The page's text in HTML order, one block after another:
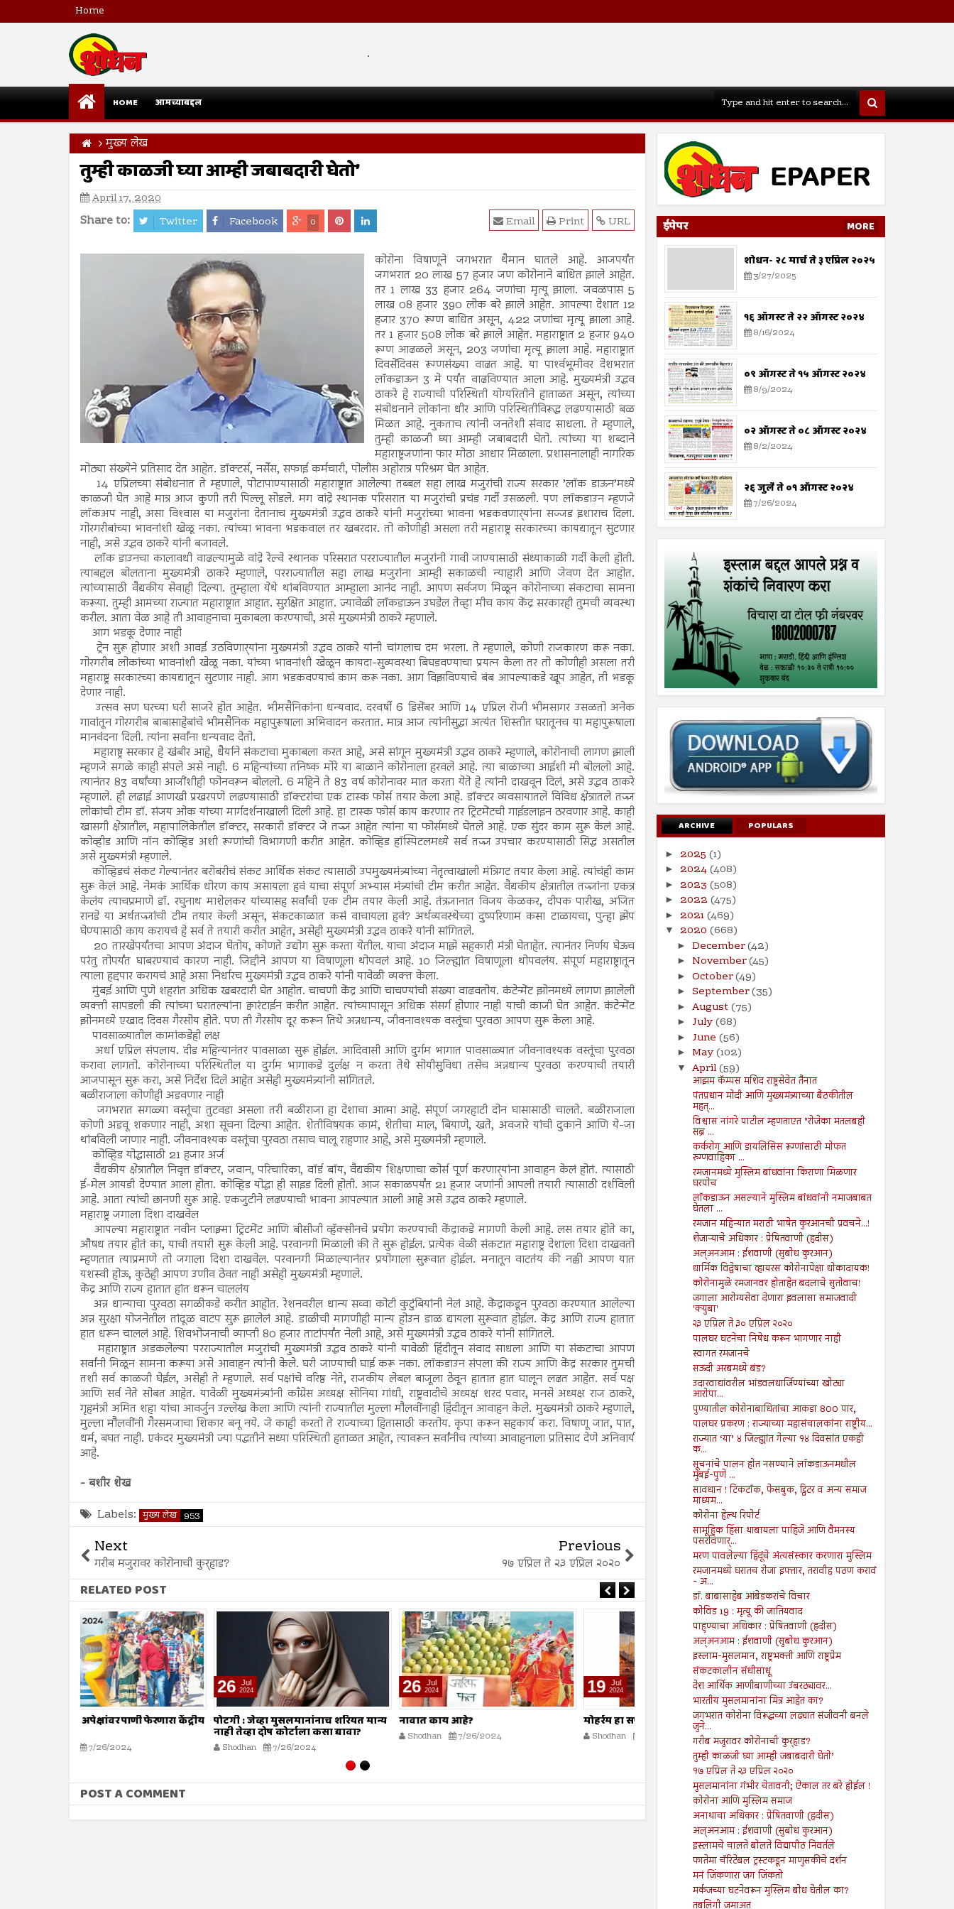
Home
.
HOME आमच्याबद्दल
मुख्य लेख
तुम्ही काळजी घ्या आम्ही जबाबदारी घेतो’
April 17, 2020
Share to: Twitter Facebook 0 URL
Print
Email
कोरोना विषाणूने जगभरात थैमान घातले आहे. आजपर्यंत
जगभरात 20 लाख 57 हजार जण कोरोनाने बाधित झाले आहेत.
तर 1 लाख 33 हजार 264 जणांचा मृत्यू झाला. जवळपास 5
लाख 08 हजार 390 लोक बरे झाले आहेत. आपल्या देशात 12
हजार 370 रूग्ण बाधित असून, 422 जणांचा मृत्यू झाला आहे.
तर 1 हजार 508 लोक बरे झाले आहेत. महाराष्ट्रात 2 हजार 940
रूग्ण आढळले असून, 203 जणांचा मृत्यू झाला आहे. महाराष्ट्रात
दिवसेंदिवस रूग्णसंख्या वाढत आहे. या पार्श्‍वभूमीवर देशभरात
लॉकडाऊन 3 मे पर्यंत वाढविण्यात आला आहे. मुख्यमंत्री उद्धव
ठाकरे हे राज्याची परिस्थिती योग्यरितीने हाताळत असून, त्यांच्या
संबोधनाने लोकांना धीर आणि परिस्थितीविरूद्ध लढण्यासाठी बळ
मिळत आहे. नुकताच त्यांनी जनतेशी संवाद साधला. ते म्हणाले,
तुम्ही काळजी घ्या आम्ही जबाबदारी घेतो. त्यांच्या या शब्दाने
महाराष्ट्रजणांना फार मोठा आधार मिळाला. प्रशासनालाही नागरिक
मोठ्या संख्येने प्रतिसाद देत आहेत. डॉक्टर्स, नर्सेस, सफाई कर्मचारी, पोलीस अहोरात्र परिश्रम घेत आहेत.
14 एप्रिलच्या संबोधनात ते म्हणाले, पोटापाण्यासाठी महाराष्ट्रात आलेल्या तब्बल सहा लाख मजुरांची राज्य सरकार ’लॉक डाऊन’मध्ये
काळजी घेत आहे मात्र आज कुणी तरी पिल्लू सोडले. मग वांद्रे स्थानक परिसरात या मजुरांची प्रचंड गर्दी उसळली. पण लॉकडाउन म्हणजे
लॉकअप नाही, असा विश्‍वास या मजुरांना देतानाच मुख्यमंत्री उद्धव ठाकरे यांनी मजुरांच्या भावना भडकवणार्‍यांना सज्जड इशाराच दिला.
गोरगरीबांच्या भावनांशी खेळू नका. त्यांच्या भावना भडकवाल तर खबरदार. तो कोणीही असला तरी महाराष्ट्र सरकारच्या कायद्यातून सुटणार
नाही, असे उद्धव ठाकरे यांनी बजावले.
लॉक डाउनचा कालावधी वाढल्यामुळे वांद्रे रेल्वे स्थानक परिसरात परराज्यातील मजुरांनी गावी जाण्यासाठी संध्याकाळी गर्दी केली होती.
त्याबद्दल बोलताना मुख्यमंत्री ठाकरे म्हणाले, परराज्यातील सहा लाख मजुरांना आम्ही सकाळची न्याहारी आणि जेवण देत आहोत.
त्यांच्यासाठी वैद्यकीय सेवाही दिल्या. तुम्हाला येथे थांबविण्यात आम्हाला आनंद नाही. आपण सर्वजण मिळून कोरोनाच्या संकटाचा सामना
करूया. तुम्ही आमच्या राज्यात महाराष्ट्रात आहात. सुरक्षित आहात. ज्यावेळी लॉकडाऊन उघडेल तेव्हा मीच काय केंद्र सरकारही तुमची व्यवस्था
करील. आता वेळ आहे ती आवाहनाचा मुकाबला करण्याची, असे मुख्यमंत्री ठाकरे म्हणाले.
आग भडकू देणार नाही
ट्रेन सुरू होणार अशी आवई उठविणार्‍यांना मुख्यमंत्री उद्धव ठाकरे यांनी चांगलाच दम भरला. ते म्हणाले, कोणी राजकारण करू नका.
गोरगरीब लोकांच्या भावनांशी खेळू नका. यांच्या भावनांशी खेळून कायदा-सुव्यवस्था बिघडवण्याचा प्रयत्न केला तर तो कोणीही असला तरी
महाराष्ट्र सरकारच्या कायद्यातून सुटणार नाही. आग भडकवण्याचं काम करू नका. आग विझविण्याचे बंब आपल्याकडे खूप आहेत, ती भडकू
देणार नाही.
उत्सव सण घरच्या घरी साजरे होत आहेत. भीमसैनिकांना धन्यवाद. दरवर्षी 6 डिसेंबर आणि 14 एप्रिल रोजी भीमसागर उसळतो अनेक
गावांतून गोरगरीब बाबासाहेबांचे भीमसैनिक महापुरूषाला अभिवादन करतात. मात्र आज त्यांनीसुद्धा अत्यंत शिस्तीत घरातूनच या महापुरूषाला
मानवंदना दिली. त्यांना सर्वांना धन्यवाद देतो.
महाराष्ट्र सरकार हे खंबीर आहे, धैर्याने संकटाचा मुकाबला करत आहे, असे सांगून मुख्यमंत्री उद्धव ठाकरे म्हणाले, कोरोनाची लागण झाली
म्हणजे सगळे काही संपले असे नाही. 6 महिन्यांच्या तनिष्क मोरे या बाळाने कोरोनाला हरवले आहे. त्या बाळाच्या आईशी मी बोललो आहे.
त्यानंतर 83 वर्षांच्या आजींशीही फोनवरून बोललो. 6 महिने ते 83 वर्ष कोरोनावर मात करता येते हे त्यांनी दाखवून दिलं, असे उद्धव ठाकरे
म्हणाले. ही लढाई आणखी प्रखरपणे लढण्यासाठी डॉक्टरांचा एक टास्क फोर्स तयार केला आहे. डॉक्टर व्यवसायातले विविध क्षेत्रातले तज्ज्ञ
लोकांची टीम डॉ. संजय ओक यांच्या मार्गदर्शनाखाली दिली आहे. हा टास्क फोर्स काय करणार तर ट्रिटमेंटची गाईडलाइन ठरवणार आहे. काही
खासगी क्षेत्रातील, महापालिकेतील डॉक्टर, सरकारी डॉक्टर जे तज्ज्ञ आहेत त्यांना या फोर्समध्ये घेतले आहे. एक सुंदर काम सुरू केलं आहे.
कोव्हीड आणि नॉन कोव्हिड अशी रूग्णांची विभागणी करीत आहेत. कोव्हिड हॉस्पिटलमध्ये सर्व तज्ज्ञ उपचार करण्यासाठी सिद्ध असतील
असे मुख्यमंत्री म्हणाले.
कोव्हिडचं संकट गेल्यानंतर बरोबरीचं संकट आर्थिक संकट त्यासाठी उपमुख्यमंत्र्यांच्या नेतृत्वाखाली मंत्रिगट तयार केला आहे. त्यांचंही काम
सुरू केलं आहे. नेमकं आर्थिक धोरण काय असायला हवं याचा संपूर्ण अभ्यास मंत्र्यांची टीम करीत आहेत. वैद्यकीय क्षेत्रातील तज्ज्ञांना एकत्र
केलंय त्याचप्रमाणे डॉ. रघुनाथ माशेलकर यांच्यासह सर्वांची एक टीम तयार केली आहे. तंत्रज्ञानात विजय केळकर, दीपक पारीख, अजित
रानडे या अर्थतज्ज्ञांची टीम तयार केली असून, संकटकाळात कसं वाचायला हवं? अर्थव्यवस्थेच्या दुष्परिणाम कसा टाळायचा, पुन्हा झेप
घेण्यासाठी काय करायचं हे सर्व ते तयारी करीत आहेत, असेही मुख्यमंत्री उद्धव ठाकरे यांनी सांगितले.
20 तारखेपर्यंतचा आपण अंदाज घेतोय, कोणते उद्योग सुरू करता येतील. याचा अंदाज माझे सहकारी मंत्री घेताहेत. त्यानंतर निर्णय घेऊच
परंतु तोपर्यंत घाबरण्याचं कारण नाही. जिद्दीने आपण या विषाणूला थोपवलं आहे. 10 जिल्ह्यांत विषाणूला थोपवलंय. संपूर्ण महाराष्ट्रातून
त्याला हद्दपार करायचं आहे असा निर्धारच मुख्यमंत्री उद्धव ठाकरे यांनी यावेळी व्यक्त केला.
मुंबई आणि पुणे शहरांत अधिक खबरदारी घेत आहोत. चाचणी केंद्र आणि चाचण्यांची संख्या वाढवतोय. कंटेन्मेंट झोनमध्ये लागण झालेली
व्यक्ती सापडली की त्यांच्या घरातल्यांना क्वारंटाईन करीत आहेत. त्यांच्यापासून अधिक संसर्ग होणार नाही याची काजी घेत आहेत. कंटेन्मेंट
झोनमध्ये एखाद दिवस गैरसोय होते. पण ती गैरसोय दूर करून तिथे अन्नधान्य, जीवनावश्यक वस्तूंचा पुरवठा आपण सुरू केला आहे.
पावसाळ्यातील कामांकडेही लक्ष
अर्धा एप्रिल संपलाय. दीड महिन्यानंतर पावसाळा सुरू होईल. आदिवासी आणि दुर्गम भागात पावसाळ्यात जीवनावश्यक वस्तूंचा पुरवठा
करावा लागतो. कोरोनाच्या परिस्थितील या दुर्गम भागाकडे दुर्लक्ष न करता तेथे सोयीसुविधा तसेच अन्नधान्य पुरवठा करण्याची तयारी
आजपासून सुरू करा, असे निर्देश दिले आहेत असेही मुख्यमंत्र्यांनी सांगितले.
बळीराजाला कोणीही अडवणार नाही
जगभरात सगळ्या वस्तूंचा तुटवडा असला तरी बळीराजा हा देशाचा आत्मा आहे. संपूर्ण जगरहाटी दोन घासासाठी चालते. बळीराजाला
कोणी अडवू शकणार नाही, अशा सूचना दिल्या आहेत. शेतीविषयक कामं, शेतीचा माल, बियाणे, खते, अवजारे यांची दुकाने आणि ये-जा
थांबविली जाणार नाही. जीवनावश्यक वस्तूंचा पुरवठा तसाच चालू राहणार आहे, असे मुख्यमंत्री म्हणाले.
कोव्हिड योद्धासाठी 21 हजार अर्ज
वैद्यकीय क्षेत्रातील निवृत्त डॉक्टर, जवान, परिचारिका, वॉर्ड बॉय, वैद्यकीय शिक्षणाचा कोर्स पूर्ण करणार्‍यांना आवाहन केलं होतं. त्यासाठी
ई-मेल आयडी देण्यात आला होता. कोव्हिड योद्धा ही साइड दिली होती. आज सकाळपर्यंत 21 हजार जणांनी आपली तयारी त्यासाठी दर्शविली
आहे. आता त्यांची छानणी सुरू आहे. एकजुटीने लढण्याची भावना आपल्यात आली आहे असे उद्धव ठाकरे म्हणाले.
महाराष्ट्र जगाला दिशा दाखवेल
आपल्या महाराष्ट्रात नवीन प्लाझ्मा ट्रिटमेंट आणि बीसीजी व्हॅक्सीनचे प्रयोग करण्याची केंद्राकडे मागणी केली आहे. लस तयार होते का,
औषध तयार होतं का, याची तयारी सुरू केली आहे. परवानगी मिळाली की ते सुरू होईल. प्रत्येक वेळी संकटात महाराष्ट्र देशाला दिशा दाखवतो
म्हणतात त्याप्रमाणे तो जगाला दिशा दाखवेल. परवानगी मिळाल्यानंतर प्रयोगाला सुरूवात होईल. मनातून वाटतंय की नक्की आपण यात
यशस्वी होऊ, कुठेही आपण उणीव ठेवत नाही असेही मुख्यमंत्री म्हणाले.
केंद्र आणि राज्य हातात हांत धरून चाललंय
अन्न धान्याचा पुरवठा सगळीकडे करीत आहोत. रेशनवरील धान्य सव्वा कोटी कुटुंबियांनी नेलं आहे. केंद्राकडून पुरवठा करण्यात आलेल्या
अन्न सुरक्षा योजनेतील तांदूळ वाटप सुरू झालेलं आहे. डाळीची मागणीही मान्य होउन डाळ द्यायला सुरूवात होईल. केंद्र आणि राज्य हातात
हात धरून चाललं आहे. शिवभोजनाची व्याप्ती 80 हजार ताटांपर्यंत नेली आहे, असे मुख्यमंत्री उद्धव ठाकरे यांनी सांगितले.
महाराष्ट्रात अडकलेल्या परराज्यातील मजुरांची मुख्यमंत्री उद्धव ठाकरे यांनी यावेळी हिंदीतून संवाद साधला आणि या संकटाचा आपण
सर्वांनी मिळून सामना करूया असे आवाहन त्यांनी केले. घरी जाण्याची घाई करू नका. लॉकडाउन संपला की राज्य आणि केंद्र सरकार तुमची
तशी सर्व काळजी घेईल, असेही ते म्हणाले. सर्व पक्षांचे वरिष्ठ नेते, राजकीय लेबल बाजूला ठेवून हातात हात घालून लढत आहेत. सर्व पक्ष
आणि सर्व नेते सोबत आहेत. यावेळी मुख्यमंत्र्यांनी काँग्रेस अध्यक्ष सोनिया गांधी, राष्ट्रवादीचे अध्यक्ष शरद पवार, मनसे अध्यक्ष राज ठाकरे,
गृहमंत्री अमित शहा यांचा आवर्जुन उल्लेख केला आणि त्यांनी राज्यातील मुल्ला मौलवींनाही हिंदीतून आवाहन केले. मुख्यमंत्री ठाकरे म्हणाले,
मुल्ला मौलवींनी गैरसमजाचा शिकार बनू नये. जे काही करतो ते राज्याच्या हितासाठी करतोय. कृपा करून सहकार्य करा. विषाणू जात, पात,
धर्म, बघत नाही. एकंदर मुख्यमंत्री ज्या पद्धतीने सध्या परिस्थिती हताळत आहेत, त्यावरून सर्वांनीच त्यांच्या आवाहनाला प्रतिसाद देणे अनिवार्य
आहे.
- बशीर शेख
Labels: मुख्य लेख 953
Next
गरीब मजुरावर कोरोनाची कुर्‍हाड?
Previous
१७ एप्रिल ते २३ एप्रिल २०२०
RELATED POST
26 Jul
2024
पोटगी : जेव्हा मुसलमानांनाच शरियत मान्य
नाही तेव्हा दोष कोर्टाला कसा द्यावा?
Shodhan
26 Jul
2024
नावात काय आहे?
Shodhan 7/26/2024
19 Jul
2024
मोहर्रम हा सण नाही?
Shodhan
पुरोगामी चळवळींना लक्ष्य करण्यासाठी
7/19/2024
19
गजापूर जाळपोळ; जबाबदारी
POST A COMMENT
ईपेपर MORE
शोधन- २८ मार्च ते ३ एप्रिल २०२५
3/27/2025
१६ ऑगस्ट ते २२ ऑगस्ट २०२४
8/16/2024
०९ ऑगस्ट ते १५ ऑगस्ट २०२४
8/9/2024
०२ ऑगस्ट ते ०८ ऑगस्ट २०२४
8/2/2024
२६ जुलै ते ०१ ऑगस्ट २०२४
7/26/2024
ARCHIVE POPULARS
► 2025 (1)
► 2024(408)
► 2023 (508)
► 2022 (475)
► 2021(469)
▼ 2020 (668)
► December(42)
► November(45)
► October(49)
► September(35)
► August(75)
► July(68)
► June (56)
► May(102)
▼ April(59)
आझम कॅम्पस मशिद राष्ट्रसेवेत तैनात
पंतप्रधान मोदी आणि मुख्यमंत्र्याच्या बैठकीतील
महत्...
विश्वास नांगरे पाटील म्हणताएत "रोजेका मतलबही
सब्र ...
कर्करोग आणि डायलिसिस रूग्णांसाठी मोफत
रुग्णवाहिका ...
रमजानमध्ये मुस्लिम बांधवांना किराणा मिळणार
घरपोच
लॉकडाऊन असल्याने मुस्लिम बांधवांनी नमाजबाबत
घेतला ...
रमजान महिन्यात मराठी भाषेत कुरआनची प्रवचने...!
शेजाऱ्याचे अधिकार : प्रेषितवाणी (हदीस)
अल्अनआम : ईशवाणी (सुबोध कुरआन)
धार्मिक विद्वेषाचा व्हायरस कोरोनापेक्षा धोकादायक!
कोरोनामुळे रमजानवर होताहेत बदलाचे सुतोवाच!
जगाला आरोग्यसेवा देणारा इवलासा समाजवादी
'क्युबा'
२३ एप्रिल ते ३० एप्रिल २०२०
पालघर घटनेचा निषेध करून भागणार नाही
स्वागत रमजानचे
सऊदी अरबमध्ये बंड?
उदारवाद्यांवरील भांडवलधार्जिण्यांच्या खोट्या
आरोपा...
पुण्यातील कोरोनाबाधितांचा आकडा 800 पार,
पालघर प्रकरण : राज्याच्या महासंचालकांना राष्ट्रीय...
राज्यात ‘या’ ४ जिल्ह्यांत गेल्या १४ दिवसांत एकही
क...
सूचनांचे पालन होत नसण्याने लॉकडाऊनमधील
मुंबई-पुणे ...
सावधान ! टिकटॉक, फेसबुक, ट्विटर व अन्य समाज
माध्यम...
कोरोना हेल्थ रिपोर्ट
सामूहिक हिंसा थाबायला पाहिजे आणि वैमनस्य
पसरविणार्...
मरण पावलेल्या हिंदूंचे अंत्यसंस्कार करणारा मुस्लिम
रमजानमध्ये घरातच रोजा इफ्तार, तरावीह पठण करावं
- अ...
डॉ. बाबासाहेब आंबेडकरांचे विचार
कोविड 19 : मृत्यू की जातियवाद
पाहुण्याचा अधिकार : प्रेषितवाणी (हदीस)
अल्अनआम : ईशवाणी (सुबोध कुरआन)
इस्लाम-मुसलमान, राष्ट्रभक्ती आणि राष्ट्रप्रेम
संकटकालीन संधीसाधू
देश आर्थिक आणीबाणीच्या उंबरठ्यावर...
भारतीय मुसलमानांना मित्र आहेत का?
जगभरात कोरोना विरूद्धच्या लढ्यात संजीवनी बनले
जुने...
गरीब मजुरावर कोरोनाची कुर्‍हाड?
तुम्ही काळजी घ्या आम्ही जबाबदारी घेतो’
१७ एप्रिल ते २३ एप्रिल २०२०
मुसलमानांना गंभीर चेतावनी; ऐकाल तर बरे होईल !
कोरोना आणि मुस्लिम समाज
अनाथाचा अधिकार : प्रेषितवाणी (हदीस)
अल्अनआम : ईशवाणी (सुबोध कुरआन)
इस्लामचे चालते बोलते विद्यापीठ निवर्तले
फातेमा चॅरिटेबल ट्रस्टकडून माणुसकीचे दर्शन
मनं जिंकणारा जग जिंकतो
मर्कजच्या घटनेवरून मुस्लिम बोध घेतील का?